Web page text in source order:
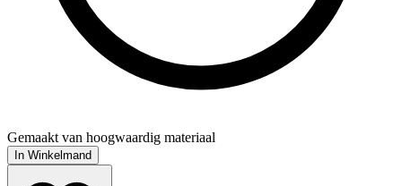
Gemaakt van hoogwaardig materiaal
In Winkelmand